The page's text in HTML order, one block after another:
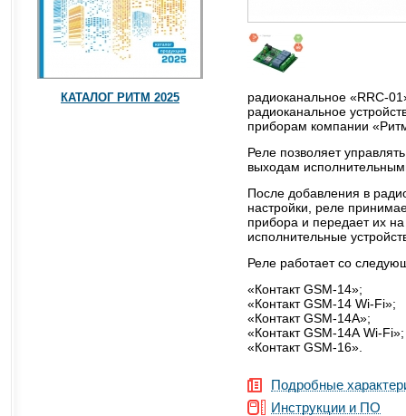
радиоканальное «RRC-
радиоканальное
приборам компании
Реле позволяет
выходам
После добавления в
настройки, реле
прибора и передает их
исполнительные
Реле работает со
«Контакт GSM-14»;
«Контакт GSM-14 Wi-Fi»;
«Контакт GSM-14А»;
«Контакт GSM-14А Wi-Fi»;
«Контакт GSM-16».
Подробные
Инструкции и ПО
КАТАЛОГ РИТМ 2025